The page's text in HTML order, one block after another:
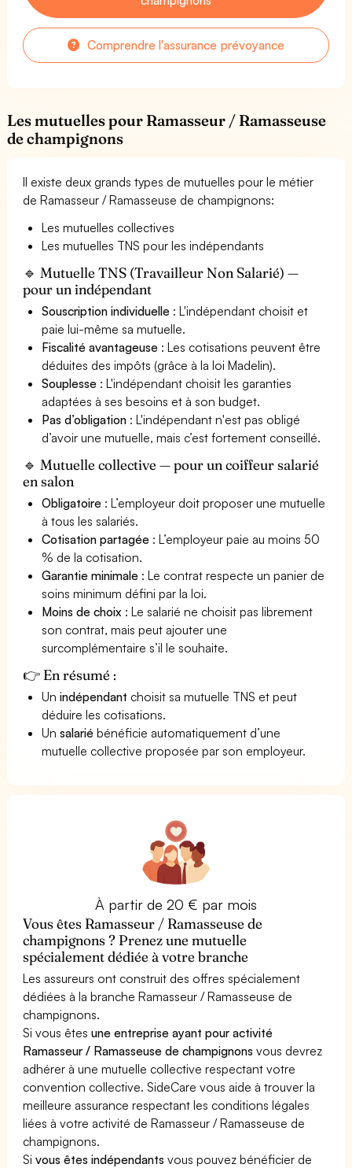
Comprendre l'assurance prévoyance
Les mutuelles pour Ramasseur / Ramasseuse
de champignons
Il existe deux grands types de mutuelles pour le métier
de Ramasseur / Ramasseuse de champignons:
Les mutuelles collectives
Les mutuelles TNS pour les indépendants
🔹 Mutuelle TNS (Travailleur Non Salarié) —
pour un indépendant
Souscription individuelle : L'indépendant choisit et
paie lui-même sa mutuelle.
Fiscalité avantageuse : Les cotisations peuvent être
déduites des impôts (grâce à la loi Madelin).
Souplesse : L'indépendant choisit les garanties
adaptées à ses besoins et à son budget.
Pas d’obligation : L'indépendant n'est pas obligé
d’avoir une mutuelle, mais c’est fortement conseillé.
🔹 Mutuelle collective — pour un coiffeur salarié
en salon
Obligatoire : L’employeur doit proposer une mutuelle
à tous les salariés.
Cotisation partagée : L’employeur paie au moins 50
% de la cotisation.
Garantie minimale : Le contrat respecte un panier de
soins minimum défini par la loi.
Moins de choix : Le salarié ne choisit pas librement
son contrat, mais peut ajouter une
surcomplémentaire s’il le souhaite.
👉 En résumé :
Unindépendant choisit sa mutuelle TNS et peut
déduire les cotisations.
Unsalarié bénéficie automatiquement d’une
mutuelle collective proposée par son employeur.
À partir de 20 € par mois
Vous êtes Ramasseur / Ramasseuse de
champignons ? Prenez une mutuelle
spécialement dédiée à votre branche
Les assureurs ont construit des offres spécialement
dédiées à la branche Ramasseur / Ramasseuse de
champignons.
Si vous êtesune entreprise ayant pour activité
Ramasseur / Ramasseuse de champignons vous devrez
adhérer à une mutuelle collective respectant votre
convention collective. SideCare vous aide à trouver la
meilleure assurance respectant les conditions légales
liées à votre activité de Ramasseur / Ramasseuse de
champignons.
Sivous êtes indépendants vous pouvez bénéficier de